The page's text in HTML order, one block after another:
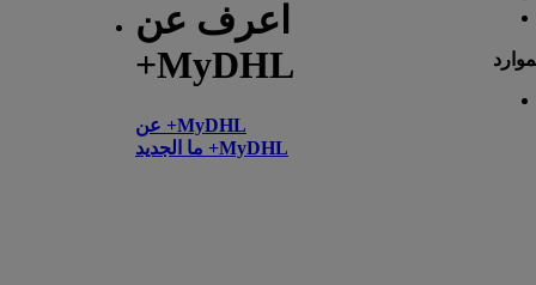
اعرف عن
+MyDHL
عن +MyDHL
ما الجديد +MyDHL